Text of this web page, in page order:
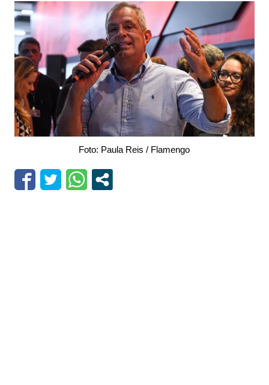
Foto: Paula Reis / Flamengo